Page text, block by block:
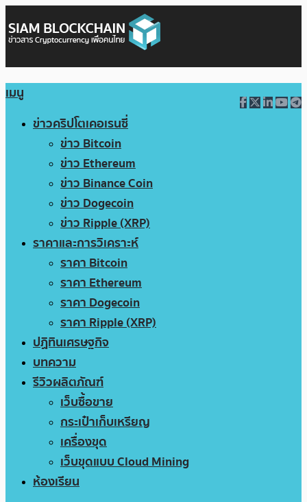
เมนู
ข่าวคริปโตเคอเรนซี่
ข่าว Bitcoin
ข่าว Ethereum
ข่าว Binance Coin
ข่าว Dogecoin
ข่าว Ripple (XRP)
ราคาและการวิเคราะห์
ราคา Bitcoin
ราคา Ethereum
ราคา Dogecoin
ราคา Ripple (XRP)
ปฏิทินเศรษฐกิจ
บทความ
รีวิวผลิตภัณฑ์
เว็บซื้อขาย
กระเป๋าเก็บเหรียญ
เครื่องขุด
เว็บขุดแบบ Cloud Mining
ห้องเรียน